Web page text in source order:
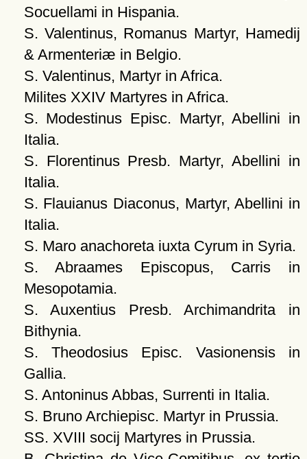
Socuellami in Hispania.
S. Valentinus, Romanus Martyr, Hamedij
& Armenteriæ in Belgio.
S. Valentinus, Martyr in Africa.
Milites XXIV Martyres in Africa.
S. Modestinus Episc. Martyr, Abellini in
Italia.
S. Florentinus Presb. Martyr, Abellini in
Italia.
S. Flauianus Diaconus, Martyr, Abellini in
Italia.
S. Maro anachoreta iuxta Cyrum in Syria.
S. Abraames Episcopus, Carris in
Mesopotamia.
S. Auxentius Presb. Archimandrita in
Bithynia.
S. Theodosius Episc. Vasionensis in
Gallia.
S. Antoninus Abbas, Surrenti in Italia.
S. Bruno Archiepisc. Martyr in Prussia.
SS. XVIII socij Martyres in Prussia.